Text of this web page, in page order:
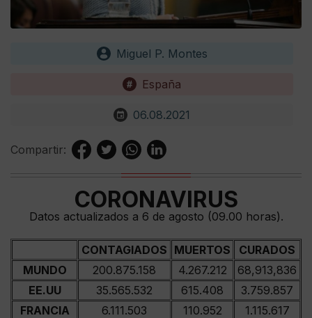
Miguel P. Montes
España
06.08.2021
Compartir:
CORONAVIRUS
Datos actualizados a 6 de agosto (09.00 horas).
CONTAGIADOS MUERTOS
CURADOS
MUNDO
200.875.158 4.267.212
68,913,836
EE.UU
35.565.532 615.408
3.759.857
FRANCIA
6.111.503 110.952
1.115.617